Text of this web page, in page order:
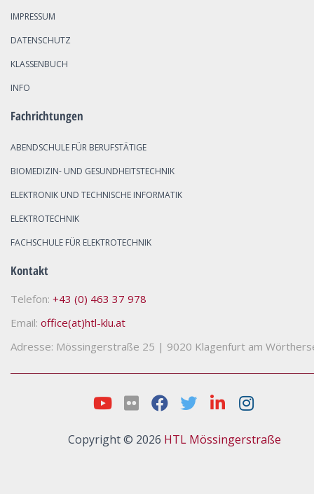
IMPRESSUM
DATENSCHUTZ
KLASSENBUCH
INFO
Fachrichtungen
ABENDSCHULE FÜR BERUFSTÄTIGE
BIOMEDIZIN- UND GESUNDHEITSTECHNIK
ELEKTRONIK UND TECHNISCHE INFORMATIK
ELEKTROTECHNIK
FACHSCHULE FÜR ELEKTROTECHNIK
Kontakt
Telefon: +43 (0) 463 37 978
Email: office(at)htl-klu.at
Adresse: Mössingerstraße 25 | 9020 Klagenfurt am
Copyright © 2026 HTL Mössingerstraße